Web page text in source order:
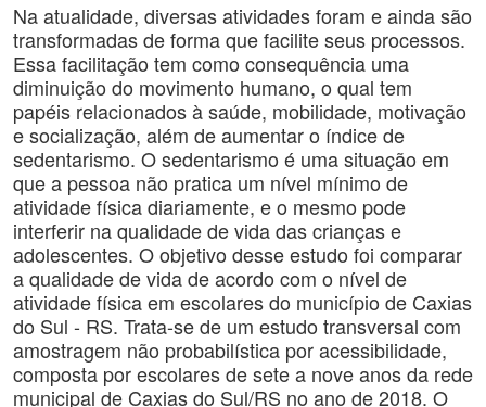
Na atualidade, diversas atividades foram e ainda são
transformadas de forma que facilite seus processos.
Essa facilitação tem como consequência uma
diminuição do movimento humano, o qual tem
papéis relacionados à saúde, mobilidade, motivação
e socialização, além de aumentar o índice de
sedentarismo. O sedentarismo é uma situação em
que a pessoa não pratica um nível mínimo de
atividade física diariamente, e o mesmo pode
interferir na qualidade de vida das crianças e
adolescentes. O objetivo desse estudo foi comparar
a qualidade de vida de acordo com o nível de
atividade física em escolares do município de Caxias
do Sul - RS. Trata-se de um estudo transversal com
amostragem não probabilística por acessibilidade,
composta por escolares de sete a nove anos da rede
municipal de Caxias do Sul/RS no ano de 2018. O